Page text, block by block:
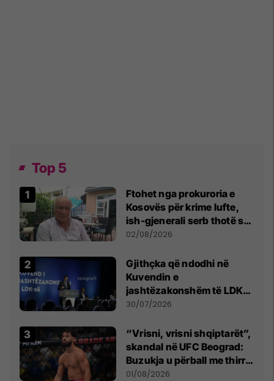
Top 5
Ftohet nga prokuroria e
Kosovës për krime lufte,
ish-gjenerali serb thotë se
dikush e tradhtoi në
02/08/2026
Gjithçka që ndodhi në
Kuvendin e
jashtëzakonshëm të LDK-
së
30/07/2026
“Vrisni, vrisni shqiptarët”,
skandal në UFC Beograd:
Buzukja u përball me thirrje
anti-shqiptare nga
01/08/2026